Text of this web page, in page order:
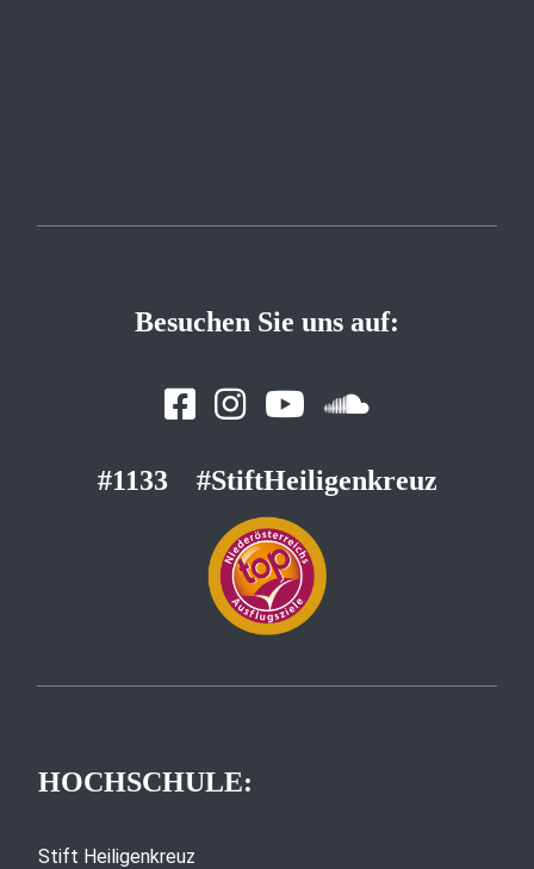
Besuchen Sie uns auf:
#1133 #StiftHeiligenkreuz
HOCHSCHULE:
Stift Heiligenkreuz